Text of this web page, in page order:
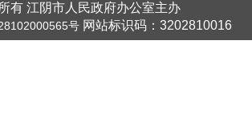
有 江阴市人民政府办公室主办
号网站标识码：3202810016